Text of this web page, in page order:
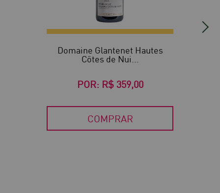
Domaine Glantenet Hautes
Côtes de Nui...
POR: R$ 359,00
COMPRAR